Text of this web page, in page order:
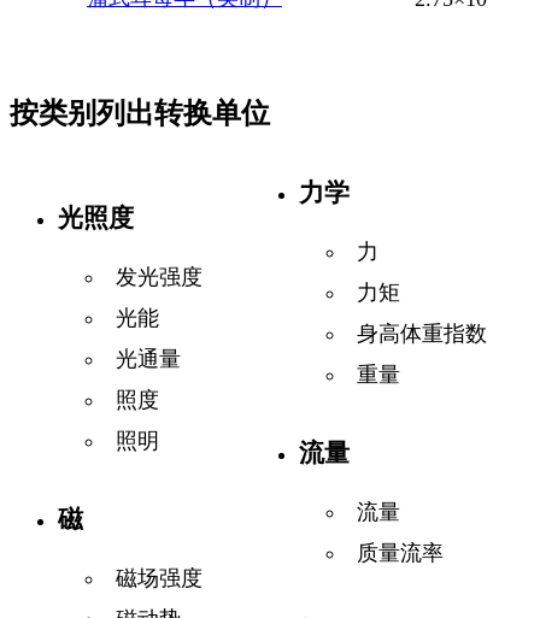
按类别列出转换单位
光照度
发光强度
光能
光通量
照度
照明
磁
磁场强度
力学
力
力矩
身高体重指数
重量
流量
流量
质量流率